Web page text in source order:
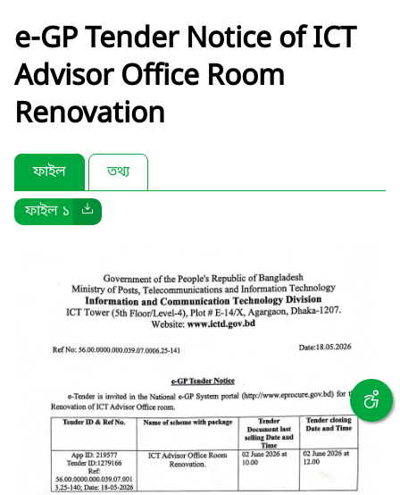
e-GP Tender Notice of ICT
Advisor Office Room
Renovation
ফাইল
তথ্য
ফাইল ১